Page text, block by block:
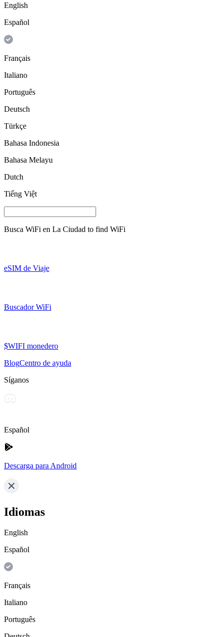
English
Español
Français
Italiano
Português
Deutsch
Türkçe
Bahasa Indonesia
Bahasa Melayu
Dutch
Tiếng Việt
Busca WiFi en La Ciudad to find WiFi
eSIM de Viaje
Buscador WiFi
$WIFI monedero
BlogCentro de ayuda
Síganos
Español
Descarga para Android
Idiomas
English
Español
Français
Italiano
Português